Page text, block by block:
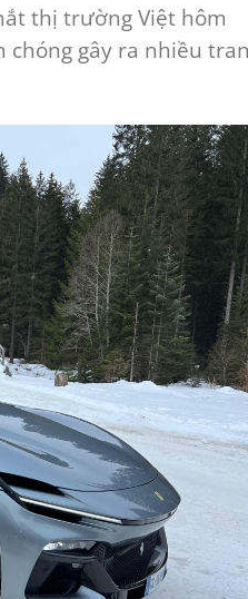
thị trường Việt hôm
chóng gây ra nhiều